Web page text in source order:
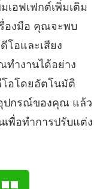
อฟเฟกต์เพิ่มเติม
องมือ คุณจะพบ
โอและเสียง
ทำงานได้อย่าง
อโดยอัตโนมัติ
ปกรณ์ของคุณ แล้ว
พื่อทำการปรับแต่ง